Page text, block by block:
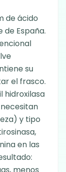
de ácido
España.
su
el frasco.
hidroxilasa
y tipo
en las